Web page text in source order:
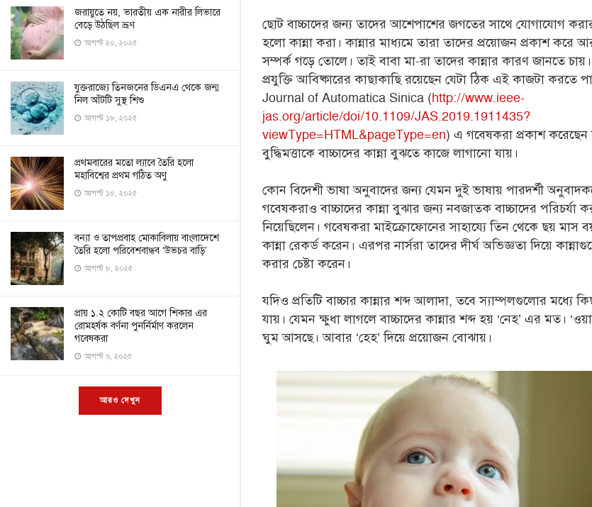
জরায়ুতে নয়, ভারতীয় এক নারীর লিভারে
বেড়ে উঠছিল ভ্রূণ
আগস্ট ২০, ২০২৫
যুক্তরাজ্যে তিনজনের ডিএনএ থেকে জন্ম
নিল আঁটটি সুস্থ শিশু
আগস্ট ১৮, ২০২৫
প্রথমবারের মতো ল্যাবে তৈরি হলো
মহাবিশ্বের প্রথম গঠিত অণু
আগস্ট ১০, ২০২৫
বন্যা ও তাপপ্রবাহ মোকাবিলায় বাংলাদেশে
তৈরি হলো পরিবেশবান্ধব ‘উভচর বাড়ি’
আগস্ট ৮, ২০২৫
প্রায় ১.২ কোটি বছর আগে শিকার এর
রোমহর্ষক বর্ণনা পুনর্নির্মাণ করলেন
গবেষকরা
আগস্ট ৬, ২০২৫
আরও দেখুন
ছোট বাচ্চাদের জন্য তাদের আশেপাশের জগতের সাথে যোগাযোগ
হলো কান্না করা। কান্নার মাধ্যমে তারা তাদের প্রয়োজন প্রকাশ করে
সম্পর্ক গড়ে তোলে। তাই বাবা মা-রা তাদের কান্নার কারণ জানতে
প্রযুক্তি আবিষ্কারের কাছাকাছি রয়েছেন যেটা ঠিক এই কাজটা করতে
Journal of Automatica Sinica (http://www.ieee-
jas.org/article/doi/10.1109/JAS.2019.1911435?
viewType=HTML&pageType=en) এ গবেষকরা প্রকাশ করেছেন
বুদ্ধিমত্তাকে বাচ্চাদের কান্না বুঝতে কাজে লাগানো যায়।
কোন বিদেশী ভাষা অনুবাদের জন্য যেমন দুই ভাষায় পারদর্শী
গবেষকরাও বাচ্চাদের কান্না বুঝার জন্য নবজাতক বাচ্চাদের পরিচর্যা
নিয়েছিলেন। গবেষকরা মাইক্রোফোনের সাহায্যে তিন থেকে ছয় মাস
কান্না রেকর্ড করেন। এরপর নার্সরা তাদের দীর্ঘ অভিজ্ঞতা দিয়ে
করার চেষ্টা করেন।
যদিও প্রতিটি বাচ্চার কান্নার শব্দ আলাদা, তবে স্যাম্পলগুলোর মধ্যে
যায়। যেমন ক্ষুধা লাগলে বাচ্চাদের কান্নার শব্দ হয় ‘নেহ’ এর মত।
ঘুম আসছে। আবার ‘হেহ’ দিয়ে প্রয়োজন বোঝায়।